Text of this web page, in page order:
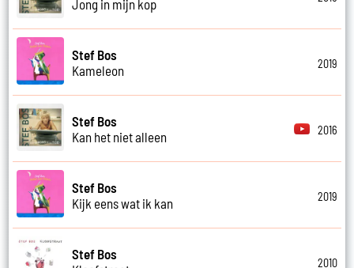
Jong in mijn kop
Stef Bos
Kameleon
2019
Stef Bos
Kan het niet alleen
2016
Stef Bos
Kijk eens wat ik kan
2019
Stef Bos
2010